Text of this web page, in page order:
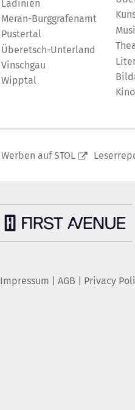
Ladinien
Meran-Burggrafenamt
Pustertal
Überetsch-Unterland
Vinschgau
Wipptal
Werben auf STOL
Impressum AGB Privacy